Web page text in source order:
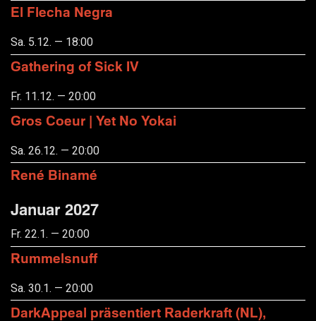
El Flecha Negra
Sa. 5.12. — 18:00
Gathering of Sick IV
Fr. 11.12. — 20:00
Gros Coeur | Yet No Yokai
Sa. 26.12. — 20:00
René Binamé
Januar 2027
Fr. 22.1. — 20:00
Rummelsnuff
Sa. 30.1. — 20:00
DarkAppeal präsentiert Raderkraft (NL),